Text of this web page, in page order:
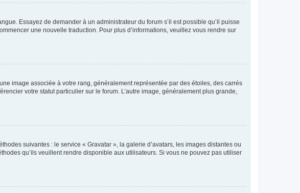
Essayez de demander à un administrateur du forum s’il est possible qu’il puisse
une nouvelle traduction. Pour plus d’informations, veuillez vous rendre sur
image associée à votre rang, généralement représentée par des étoiles, des carrés
votre statut particulier sur le forum. L’autre image, généralement plus grande,
suivantes : le service « Gravatar », la galerie d’avatars, les images distantes ou
qu’ils veuillent rendre disponible aux utilisateurs. Si vous ne pouvez pas utiliser